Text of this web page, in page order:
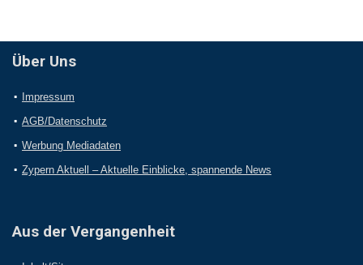
Über Uns
Impressum
AGB/Datenschutz
Werbung Mediadaten
Zypern Aktuell – Aktuelle Einblicke, spannende News
Aus der Vergangenheit